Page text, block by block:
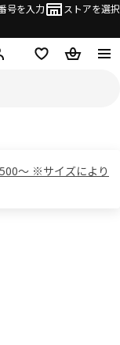
号を入力 ストアを選択
グイン・新規入会
欲しいものリスト
カート
～ ※サイズにより